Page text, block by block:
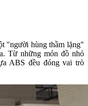
"người hùng thầm lặng"
Từ những món đồ nhỏ
ABS đều đóng vai trò